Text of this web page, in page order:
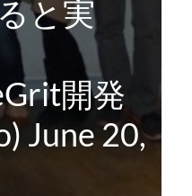
と実
開発
June 20,